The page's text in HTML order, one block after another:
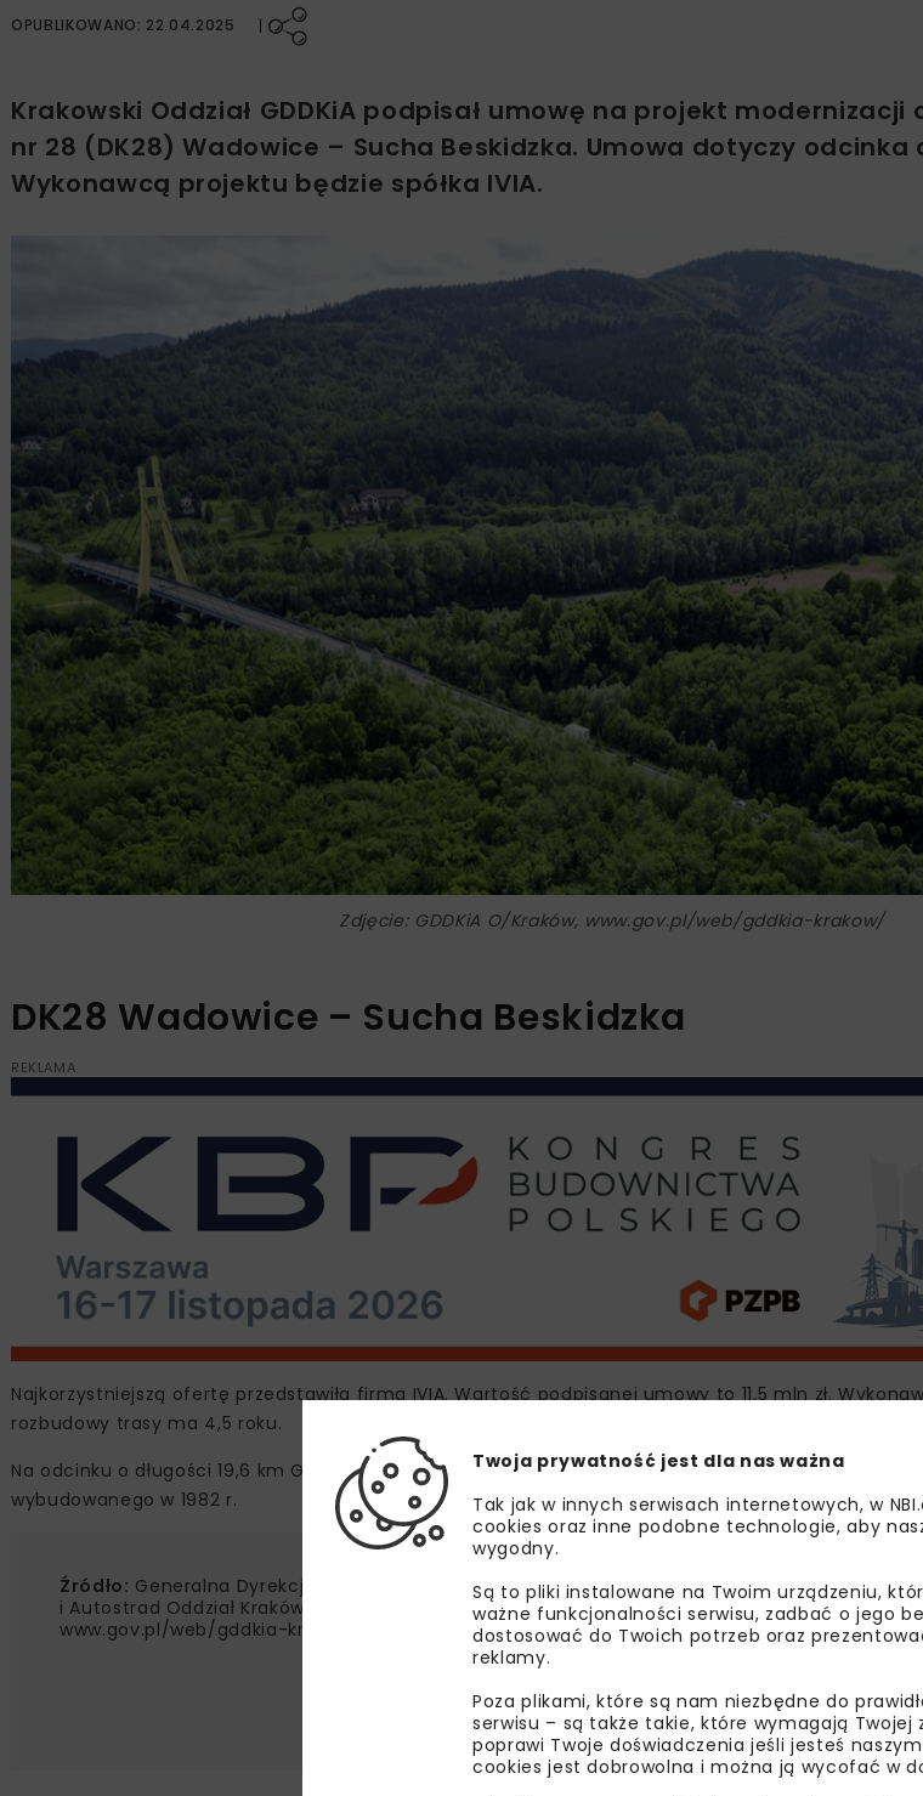
OPUBLIKOWANO: 22.04.2025
Krakowski Oddział GDDKiA podpisał umowę na projekt
nr 28 (DK28) Wadowice – Sucha Beskidzka. Umowa dotyczy odcinka
Wykonawcą projektu będzie spółka IVIA.
Zdjęcie: GDDKiA O/Kraków, www.gov.pl/web/gddkia-krakow/
DK28 Wadowice – Sucha Beskidzka
REKLAMA
Najkorzystniejszą ofertę przedstawiła firma IVIA. Wartość podpisanej umowy to 11,5 mln zł.
rozbudowy trasy ma 4,5 roku.
Na odcinku o długości 19,6 km GDDKiA planuje przebudowę 12 przepustów i jednego mostu w
wybudowanego w 1982 r.
Źródło: Generalna Dyrekcja Dróg Krajowych
i Autostrad Oddział Kraków,
www.gov.pl/web/gddkia-krakow/
DK28 DK28
MODERNIZACJA DROGI
Twoja prywatność jest dla nas ważna
Tak jak w innych serwisach internetowych, w
cookies oraz inne podobne technologie, aby
wygodny.
Są to pliki instalowane na Twoim urządzeniu,
ważne funkcjonalności serwisu, zadbać o jego
dostosować do Twoich potrzeb oraz
reklamy.
Poza plikami, które są nam niezbędne do
serwisu – są także takie, które wymagają Twojej
poprawi Twoje doświadczenia jeśli jesteś
cookies jest dobrowolna i można ją wycofać w